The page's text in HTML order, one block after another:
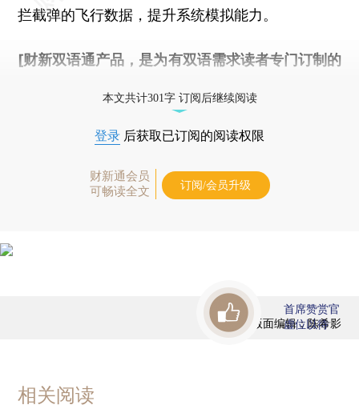
拦截弹的飞行数据，提升系统模拟能力。
[财新双语通产品，是为有双语需求读者专门订制的
本文共计301字 订阅后继续阅读
登录 后获取已订阅的阅读权限
财新通会员
可畅读全文
订阅/会员升级
版面编辑：陈希影
首席赞赏官
虚位以待
相关阅读